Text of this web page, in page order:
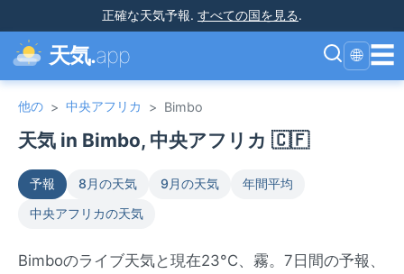
正確な天気予報. すべての国を見る.
天気.app 🌐 ☰
他の > 中央アフリカ > Bimbo
天気 in Bimbo, 中央アフリカ 🇨🇫
予報 8月の天気 9月の天気
年間平均
中央アフリカの天気
Bimboのライブ天気と現在23°C、霧。7日間の予報、